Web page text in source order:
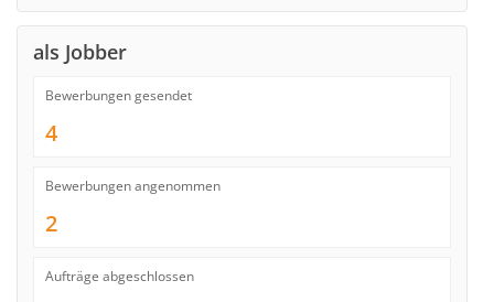
als Jobber
Bewerbungen gesendet
4
Bewerbungen angenommen
2
Aufträge abgeschlossen